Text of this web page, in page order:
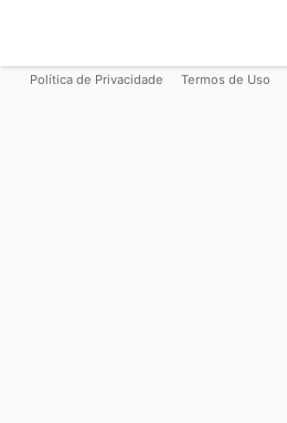
Política de Privacidade Termos de Uso